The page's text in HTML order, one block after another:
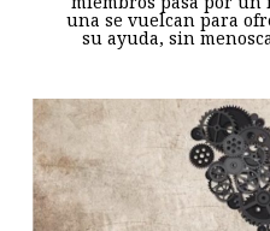
una se vuelcan para
su ayuda, sin